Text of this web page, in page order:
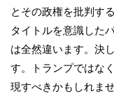
とその政権を批判す
タイトルを意識した
は全然違います。決
す。トランプではな
現すべきかもしれませ